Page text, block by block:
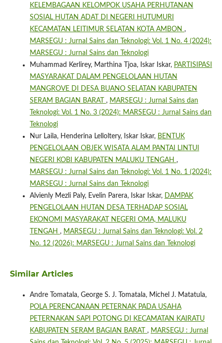
KELEMBAGAAN KELOMPOK USAHA PERHUTANAN
SOSIAL HUTAN ADAT DI NEGERI HUTUMURI
KECAMATAN LEITIMUR SELATAN KOTA AMBON ,
MARSEGU : Jurnal Sains dan Teknologi: Vol. 1 No. 4 (2024):
MARSEGU : Jurnal Sains dan Teknologi
Muhammad Kerlirey, Marthina Tjoa, Iskar Iskar, PARTISIPASI
MASYARAKAT DALAM PENGELOLAAN HUTAN
MANGROVE DI DESA BUANO SELATAN KABUPATEN
SERAM BAGIAN BARAT , MARSEGU : Jurnal Sains dan
Teknologi: Vol. 1 No. 3 (2024): MARSEGU : Jurnal Sains dan
Teknologi
Nur Laila, Henderina Lelloltery, Iskar Iskar, BENTUK
PENGELOLAAN OBJEK WISATA ALAM PANTAI LINTUI
NEGERI KOBI KABUPATEN MALUKU TENGAH ,
MARSEGU : Jurnal Sains dan Teknologi: Vol. 1 No. 1 (2024):
MARSEGU : Jurnal Sains dan Teknologi
Alvienly Mezli Paly, Evelin Parera, Iskar Iskar, DAMPAK
PENGELOLAAN HUTAN DESA TERHADAP SOSIAL
EKONOMI MASYARAKAT NEGERI OMA, MALUKU
TENGAH , MARSEGU : Jurnal Sains dan Teknologi: Vol. 2
No. 12 (2026): MARSEGU : Jurnal Sains dan Teknologi
Similar Articles
Andre Tomatala, George S. J. Tomatala, Michel J. Matatula,
POLA PERENCANAAN PETERNAK PADA USAHA
PETERNAKAN SAPI POTONG DI KECAMATAN KAIRATU
KABUPATEN SERAM BAGIAN BARAT , MARSEGU : Jurnal